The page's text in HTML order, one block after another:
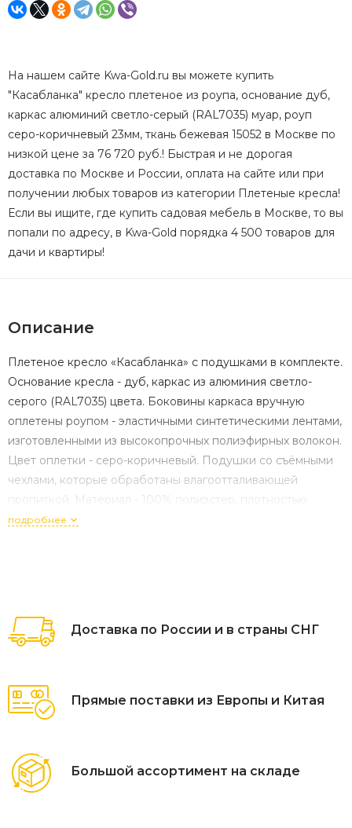
На нашем сайте Kwa-Gold.ru вы можете купить
"Касабланка" кресло плетеное из роупа, основание дуб,
каркас алюминий светло-серый (RAL7035) муар, роуп
серо-коричневый 23мм, ткань бежевая 15052 в Москве по
низкой цене за 76 720 руб.! Быстрая и не дорогая
доставка по Москве и России, оплата на сайте или при
получении любых товаров из категории Плетеные кресла!
Если вы ищите, где купить садовая мебель в Москве, то вы
попали по адресу, в Kwa-Gold порядка 4 500 товаров для
дачи и квартиры!
Описание
Плетеное кресло «Касабланка» с подушками в комплекте.
Основание кресла - дуб, каркас из алюминия светло-
серого (RAL7035) цвета. Боковины каркаса вручную
оплетены роупом - эластичными синтетическими лентами,
изготовленными из высокопрочных полиэфирных волокон.
Цвет оплетки - серо-коричневый. Подушки со съёмными
чехлами, которые обработаны влагоотталивающей
пропиткой. Материал - 100% полиэстер, плотностью
300гр/м2. Размер кресла: 800×900×695 мм.
подробнее
Доставка по России и в страны СНГ
Прямые поставки из Европы и Китая
Большой ассортимент на складе